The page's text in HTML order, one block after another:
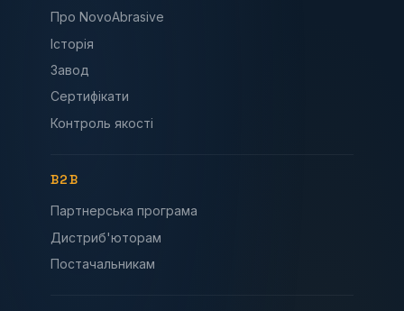
Про NovoAbrasive
Історія
Завод
Сертифікати
Контроль якості
B2B
Партнерська програма
Дистриб'юторам
Постачальникам